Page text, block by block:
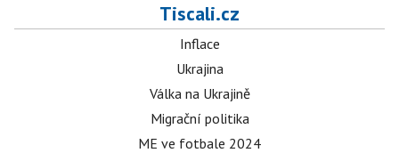
Tiscali.cz
Inflace
Ukrajina
Válka na Ukrajině
Migrační politika
ME ve fotbale 2024